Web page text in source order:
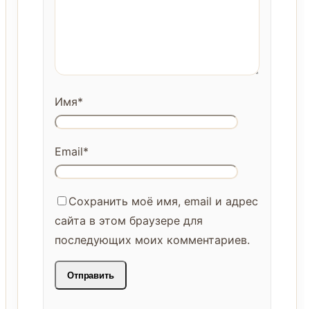
Имя*
Email*
Сохранить моё имя, email и адрес
сайта в этом браузере для
последующих моих комментариев.